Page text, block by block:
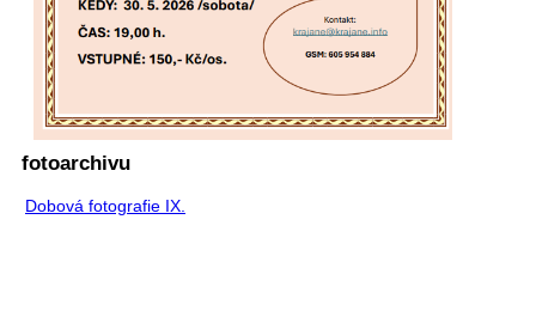
fotoarchivu
Dobová fotografie IX.